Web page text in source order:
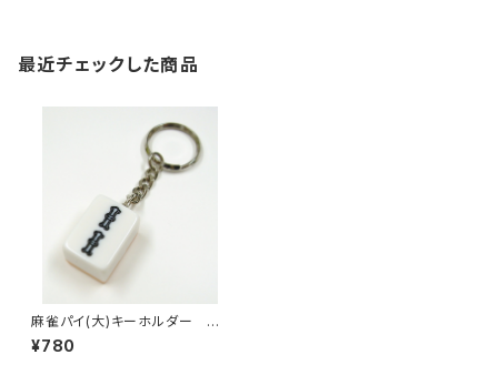
最近チェックした商品
麻雀パイ(大)キーホルダー リ
ャンゾー
¥780